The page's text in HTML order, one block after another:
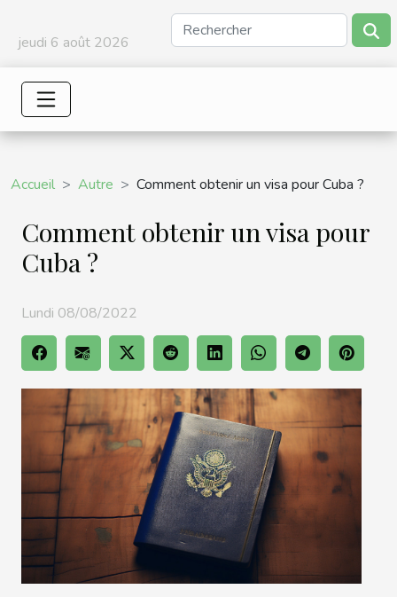
jeudi 6 août 2026
Accueil Autre Comment obtenir un visa pour Cuba ?
Comment obtenir un visa pour
Cuba ?
Lundi 08/08/2022